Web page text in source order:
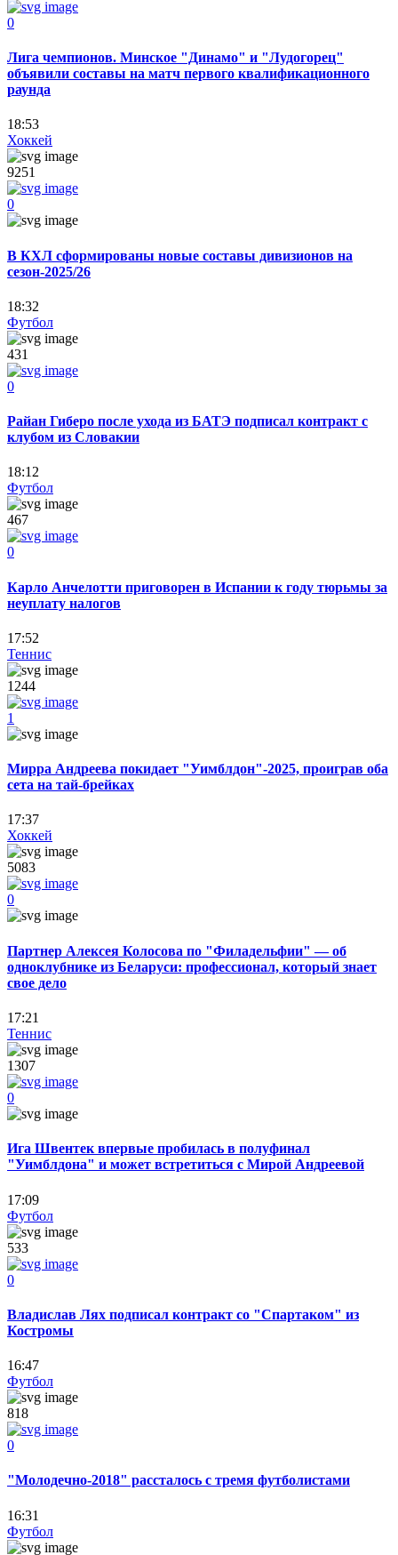
0
Лига чемпионов. Минское "Динамо" и "Лудогорец"
объявили составы на матч первого квалификационного
раунда
18:53
Хоккей
9251
0
В КХЛ сформированы новые составы дивизионов на
сезон-2025/26
18:32
Футбол
431
0
Райан Гиберо после ухода из БАТЭ подписал контракт с
клубом из Словакии
18:12
Футбол
467
0
Карло Анчелотти приговорен в Испании к году тюрьмы за
неуплату налогов
17:52
Теннис
1244
1
Мирра Андреева покидает "Уимблдон"-2025, проиграв оба
сета на тай-брейках
17:37
Хоккей
5083
0
Партнер Алексея Колосова по "Филадельфии" — об
одноклубнике из Беларуси: профессионал, который знает
свое дело
17:21
Теннис
1307
0
Ига Швентек впервые пробилась в полуфинал
"Уимблдона" и может встретиться с Мирой Андреевой
17:09
Футбол
533
0
Владислав Лях подписал контракт со "Спартаком" из
Костромы
16:47
Футбол
818
0
"Молодечно-2018" рассталось с тремя футболистами
16:31
Футбол